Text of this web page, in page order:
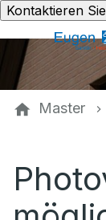
Kontaktieren
Master